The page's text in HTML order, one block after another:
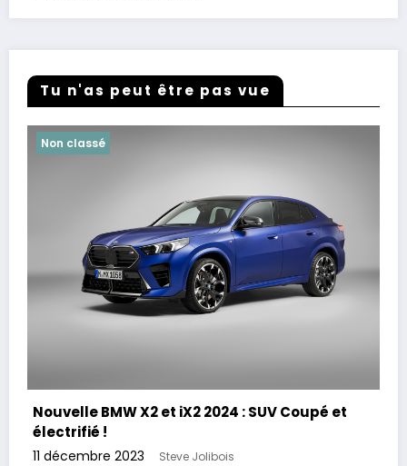
Tu n'as peut être pas vue
Non classé
Nouvelle BMW X2 et iX2 2024 : SUV Coupé et
électrifié !
11 décembre 2023 Steve Jolibois